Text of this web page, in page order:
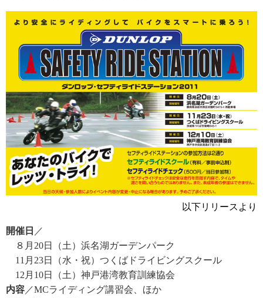
以下リリースより
開催日 ／
８月20日（土）浜名湖ガーデンパーク
11月23日（水・祝）つくばドライビングスクール
12月10日（土）神戸港湾教育訓練協会
内容 ／MCライディング講習会、ほか